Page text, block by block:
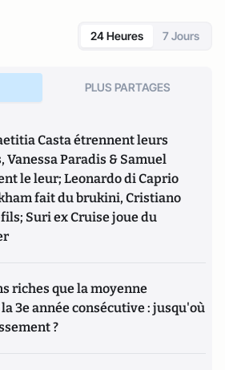
24 Heures 7 Jours
PLUS PARTAGES
Casta étrennent leurs
Paradis & Samuel
le leur; Leonardo di Caprio
fait du brukini, Cristiano
Suri ex Cruise joue du
riches que la moyenne
3e année consécutive : jusqu'où
?